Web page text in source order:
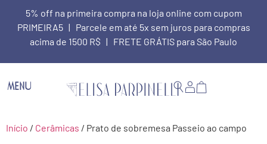
5% off na primeira compra na loja online com cupom
PRIMEIRA5 | Parcele em até 5x sem juros para compras
acima de 1500 R$ | FRETE GRÁTIS para São Paulo
MENU
Início / Cerâmicas / Prato de sobremesa Passeio ao campo